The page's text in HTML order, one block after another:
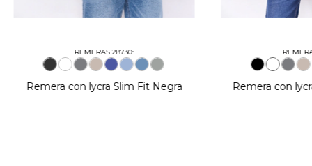
REMERAS 28730:
Remera con lycra Slim Fit Negra Remera con